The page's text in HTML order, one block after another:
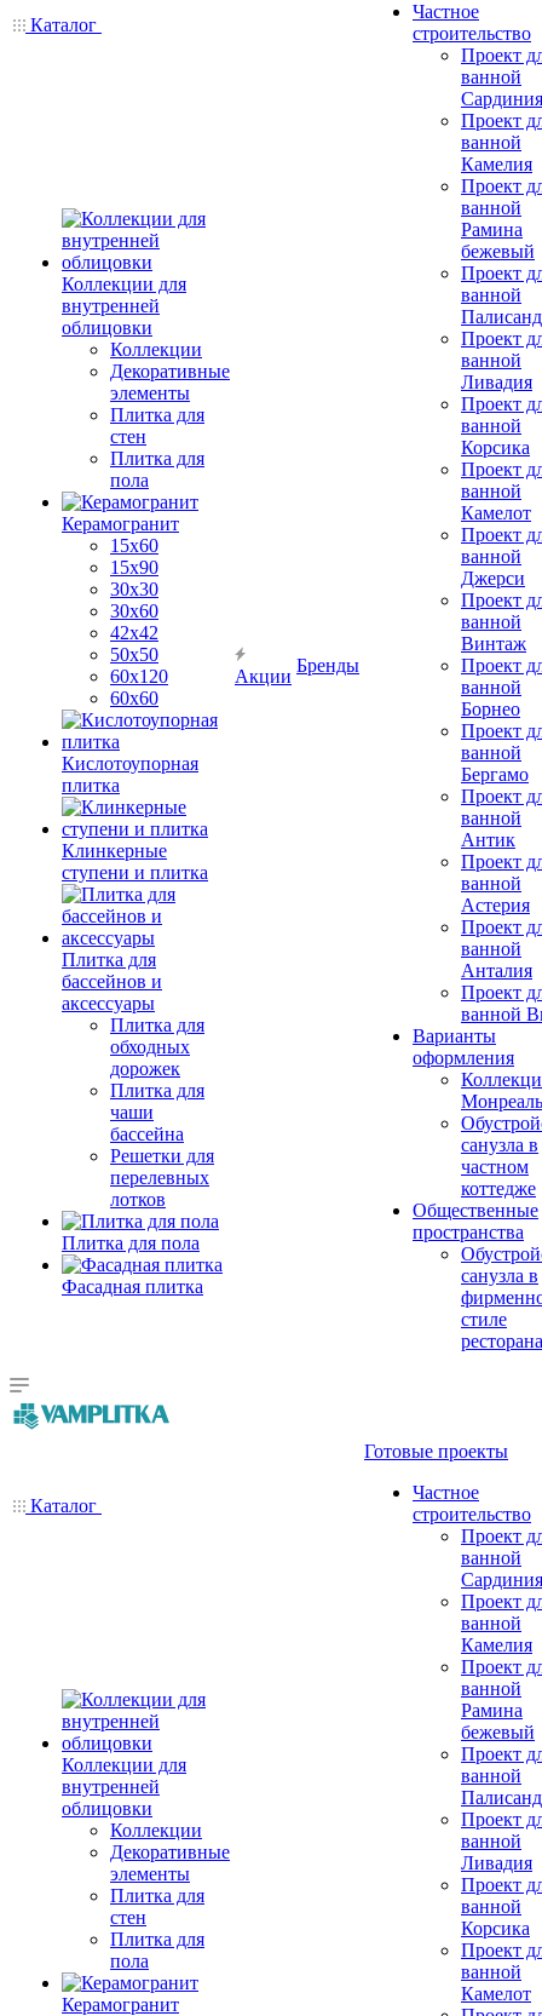
Каталог
Коллекции для
внутренней
облицовки
Коллекции
Декоративные
элементы
Плитка для
стен
Плитка для
пола
Керамогранит
15х60
15x90
30х30
30х60
42х42
50х50
60х120
60х60
Кислотоупорная
плитка
Клинкерные
ступени и плитка
Плитка для
бассейнов и
аксессуары
Плитка для
обходных
дорожек
Плитка для
чаши
бассейна
Решетки для
перелевных
лотков
Плитка для пола
Фасадная плитка
Акции
Бренды
Частное
строительство
Проект
ванной
Сардиния
Проект
ванной
Камелия
Проект
ванной
Рамина
бежевый
Проект
ванной
Проект
ванной
Ливадия
Проект
ванной
Корсика
Проект
ванной
Камелот
Проект
ванной
Джерси
Проект
ванной
Винтаж
Проект
ванной
Борнео
Проект
ванной
Бергамо
Проект
ванной
Антик
Проект
ванной
Астерия
Проект
ванной
Анталия
Проект
ванной
Варианты
оформления
Монреаль
санузла в
частном
коттедже
Общественные
пространства
санузла в
стиле
ресторана
Каталог
Коллекции для
внутренней
облицовки
Коллекции
Декоративные
элементы
Плитка для
стен
Плитка для
пола
Керамогранит
Готовые проекты
Частное
строительство
Проект
ванной
Сардиния
Проект
ванной
Камелия
Проект
ванной
Рамина
бежевый
Проект
ванной
Проект
ванной
Ливадия
Проект
ванной
Корсика
Проект
ванной
Камелот